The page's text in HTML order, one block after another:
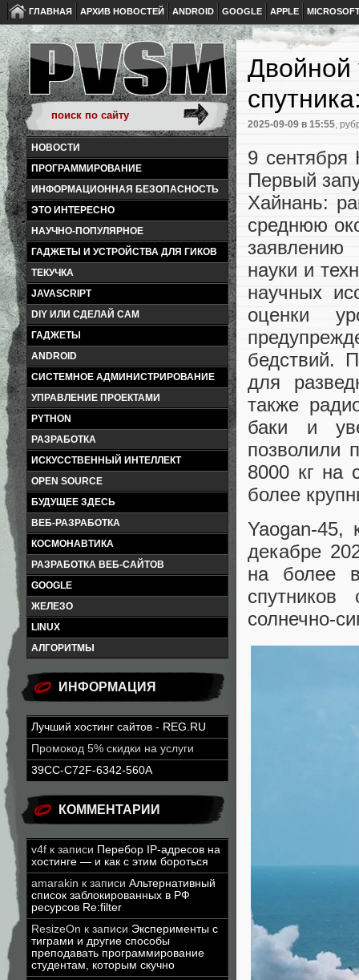
ГЛАВНАЯ АРХИВ НОВОСТЕЙ ANDROID GOOGLE APPLE
НОВОСТИ
ПРОГРАММИРОВАНИЕ
ИНФОРМАЦИОННАЯ БЕЗОПАСНОСТЬ
ЭТО ИНТЕРЕСНО
НАУЧНО-ПОПУЛЯРНОЕ
ГАДЖЕТЫ И УСТРОЙСТВА ДЛЯ ГИКОВ
ТЕКУЧКА
JAVASCRIPT
DIY ИЛИ СДЕЛАЙ САМ
ГАДЖЕТЫ
ANDROID
СИСТЕМНОЕ АДМИНИСТРИРОВАНИЕ
УПРАВЛЕНИЕ ПРОЕКТАМИ
PYTHON
РАЗРАБОТКА
ИСКУССТВЕННЫЙ ИНТЕЛЛЕКТ
OPEN SOURCE
БУДУЩЕЕ ЗДЕСЬ
ВЕБ-РАЗРАБОТКА
КОСМОНАВТИКА
РАЗРАБОТКА ВЕБ-САЙТОВ
GOOGLE
ЖЕЛЕЗО
LINUX
АЛГОРИТМЫ
ИНФОРМАЦИЯ
Лучший хостинг сайтов - REG.RU
Промокод 5% скидки на услуги
39CC-C72F-6342-560A
КОММЕНТАРИИ
v4f к записи Перебор IP-адресов на
хостинге — и как с этим бороться
amarakin к записи Альтернативный
список заблокированных в РФ
ресурсов Re:filter
ResizeOn к записи Эксперименты с
тиграми и другие способы
преподавать программирование
студентам, которым скучно
Двойной
2025-09-09 в 15:55,
9 сентября
Первый
Хайнань:
среднюю
заявлению
науки и
научных
оценки
бедствий.
для
также
баки и
позволили
8000 кг на
более
Yaogan-45,
декабре
на более
солнечно-